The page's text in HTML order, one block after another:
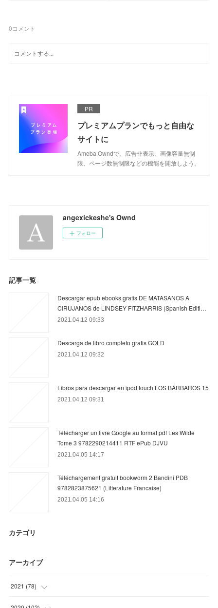
0コメント
PR
プレミアムプランでもっと自由な
サイトに
Ameba Owndで、広告非表示、画像容量無制
限、ページ数無制限などの機能を開放しよう。
angexickeshe's Ownd
フォロー
記事一覧
Descargar epub ebooks gratis DE MATASANOS A
CIRUJANOS de LINDSEY FITZHARRIS (Spanish Editi…
2021.04.12 09:33
Descarga de libro completo gratis GOLD
2021.04.12 09:32
Libros para descargar en ipod touch LOS BÁRBAROS 15
2021.04.12 09:31
Télécharger un livre Google au format pdf Les Wilde
Tome 3 9782290214411 RTF ePub DJVU
2021.04.05 14:17
Téléchargement gratuit bookworm 2 Bandini PDB
9782823875621 (Litterature Francaise)
2021.04.05 14:16
カテゴリ
アーカイブ
2021 (78)